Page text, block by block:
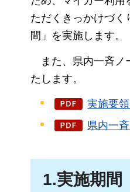
ただくきっかけづく
間」を実施します。
また、県内一斉
たします。
実施要
県内一
1.実施期間